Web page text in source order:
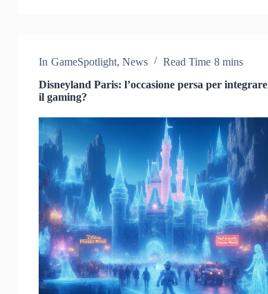
In GameSpotlight, News Read Time 8 mins
Disneyland Paris: l’occasione persa per integrare
il gaming?